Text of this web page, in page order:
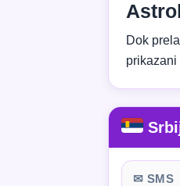
Dok
prikazani
✉ SMS